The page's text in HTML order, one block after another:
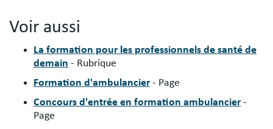
télécharger
Voir aussi
La formation pour les professionnels de santé de
demain - Rubrique
Formation d'ambulancier - Page
Concours d'entrée en formation ambulancier -
Page